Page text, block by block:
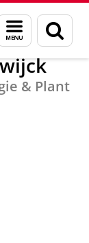
Menu
en
zoeken
& Plant